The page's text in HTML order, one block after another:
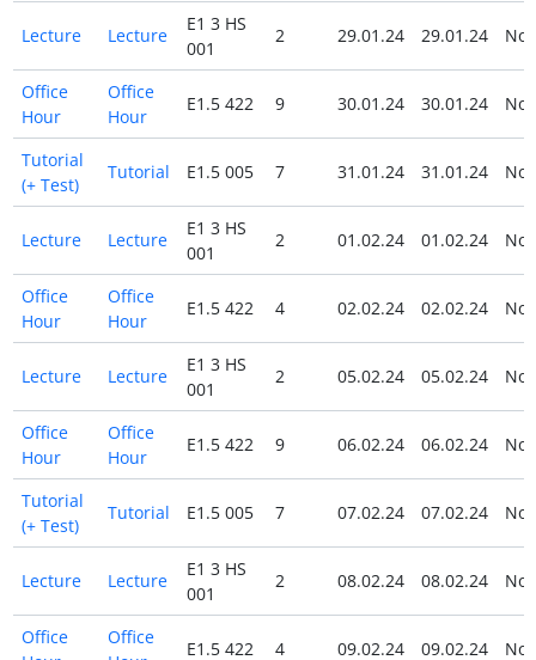
Lecture Lecture
E1 3 HS
001
2 29.01.24 29.01.24 No
Office
Hour
Office
Hour
E1.5 422 9 30.01.24 30.01.24 No
Tutorial
(+ Test)
Tutorial E1.5 005 7 31.01.24 31.01.24 No
Lecture Lecture
E1 3 HS
001
2 01.02.24 01.02.24 No
Office
Hour
Office
Hour
E1.5 422 4 02.02.24 02.02.24 No
Lecture Lecture
E1 3 HS
001
2 05.02.24 05.02.24 No
Office
Hour
Office
Hour
E1.5 422 9 06.02.24 06.02.24 No
Tutorial
(+ Test)
Tutorial E1.5 005 7 07.02.24 07.02.24 No
Lecture Lecture
E1 3 HS
001
2 08.02.24 08.02.24 No
Office
Office
E1.5 422 4 09.02.24 09.02.24 No